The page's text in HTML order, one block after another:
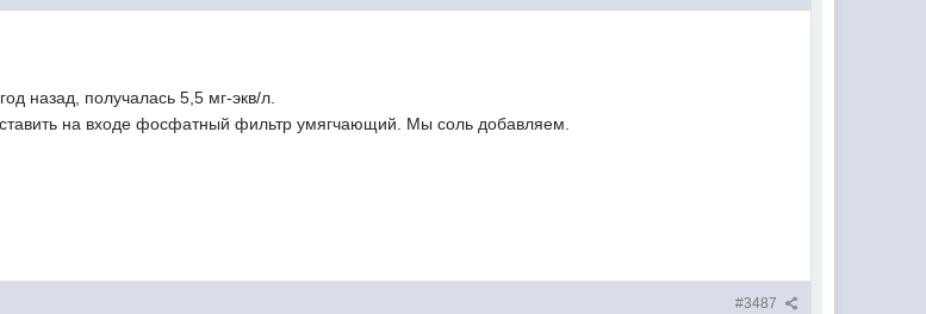
назад, получалась 5,5 мг-экв/л.
на входе фосфатный фильтр умягчающий. Мы соль добавляем.
#3487